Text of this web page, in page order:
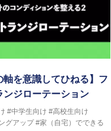
軸を意識してひねる】フ
ンジローテーション
#中学生向け #高校生向け
グアップ #家（自宅）でできる